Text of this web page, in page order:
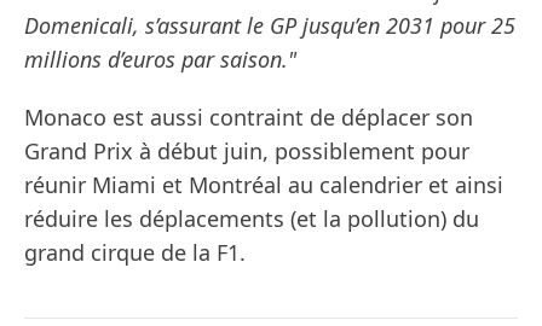
Domenicali, s’assurant le GP jusqu’en 2031 pour 25
millions d’euros par saison."
Monaco est aussi contraint de déplacer son
Grand Prix à début juin, possiblement pour
réunir Miami et Montréal au calendrier et ainsi
réduire les déplacements (et la pollution) du
grand cirque de la F1.